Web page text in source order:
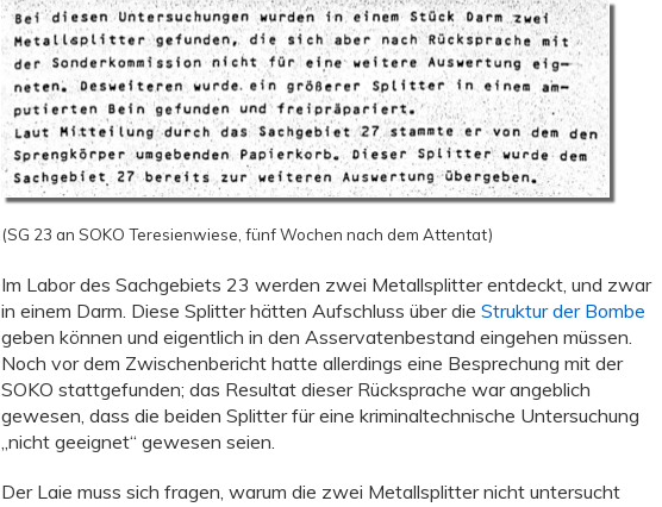
(SG 23 an SOKO Teresienwiese, fünf Wochen nach dem Attentat)
Im Labor des Sachgebiets 23 werden zwei Metallsplitter entdeckt, und zwar
in einem Darm. Diese Splitter hätten Aufschluss über die Struktur der Bombe
geben können und eigentlich in den Asservatenbestand eingehen müssen.
Noch vor dem Zwischenbericht hatte allerdings eine Besprechung mit der
SOKO stattgefunden; das Resultat dieser Rücksprache war angeblich
gewesen, dass die beiden Splitter für eine kriminaltechnische Untersuchung
„nicht geeignet“ gewesen seien.
Der Laie muss sich fragen, warum die zwei Metallsplitter nicht untersucht